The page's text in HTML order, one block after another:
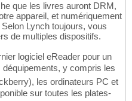
que les livres auront DRM,
appareil, et numériquement
Lynch toujours, vous
de multiples dispositifs.
logiciel eReader pour un
y compris les
les ordinateurs PC et
sur toutes les plates-